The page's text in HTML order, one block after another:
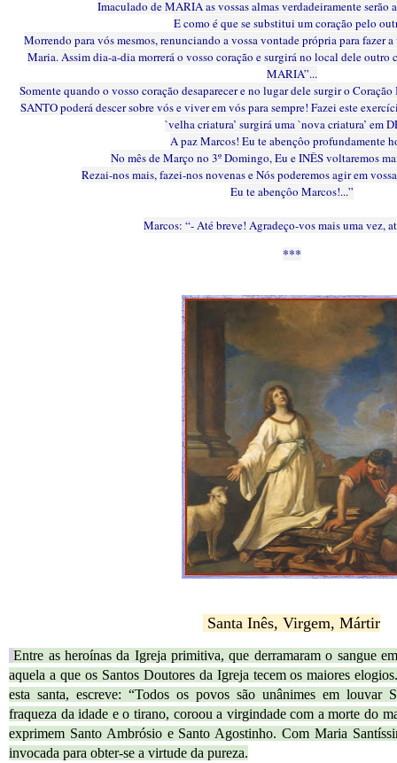
Imaculado de MARIA as vossas almas verdadeiramente serão
E como é que se substitui um coração pelo
Morrendo para vós mesmos, renunciando a vossa vontade própria para fazer
Maria. Assim dia-a-dia morrerá o vosso coração e surgirá no local dele outro
MARIA”...
Somente quando o vosso coração desaparecer e no lugar dele surgir o
SANTO poderá descer sobre vós e viver em vós para sempre! Fazei este
`velha criatura’ surgirá uma `nova criatura’ em
A paz Marcos! Eu te abençôo profundamente
No mês de Março no 3º Domingo, Eu e INÊS voltaremos
Rezai-nos mais, fazei-nos novenas e Nós poderemos agir em
Eu te abençôo Marcos!...”
Marcos: “- Até breve! Agradeço-vos mais uma vez,
***
Santa Inês, Virgem, Mártir
Entre as heroínas da Igreja primitiva, que derramaram o sangue
aquela a que os Santos Doutores da Igreja tecem os maiores
esta santa, escreve: “Todos os povos são unânimes em louvar
fraqueza da idade e o tirano, coroou a virgindade com a morte do
exprimem Santo Ambrósio e Santo Agostinho. Com Maria
invocada para obter-se a virtude da pureza.